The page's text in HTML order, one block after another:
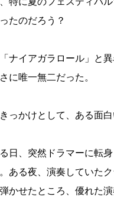
たのだろう？
ナイアガラロール」と
に唯一無二だった。
っかけとして、ある面白
日、突然ドラマーに転
ある夜、演奏していた
かせたところ、優れた